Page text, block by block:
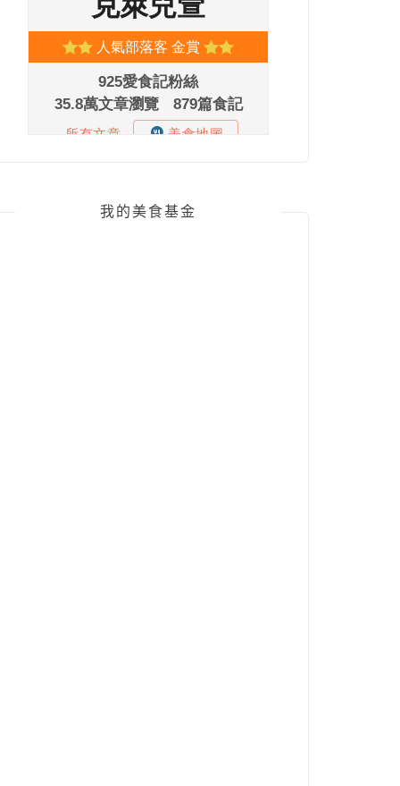
我的美食基金